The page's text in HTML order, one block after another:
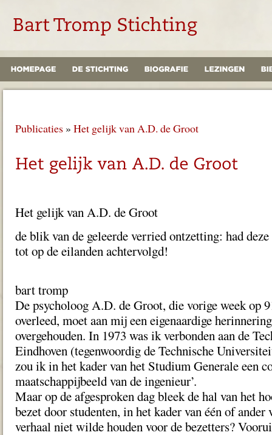
Publicaties » Het gelijk van A.D. de Groot
Het gelijk van A.D. de Groot
de blik van de geleerde verried ontzetting: had
tot op de eilanden achtervolgd!
bart tromp
De psycholoog A.D. de Groot, die vorige week op
overleed, moet aan mij een eigenaardige
overgehouden. In 1973 was ik verbonden aan de
Eindhoven (tegenwoordig de Technische
zou ik in het kader van het Studium Generale een
maatschappijbeeld van de ingenieur’.
Maar op de afgesproken dag bleek de hal van het
bezet door studenten, in het kader van één of
verhaal niet wilde houden voor de bezetters?